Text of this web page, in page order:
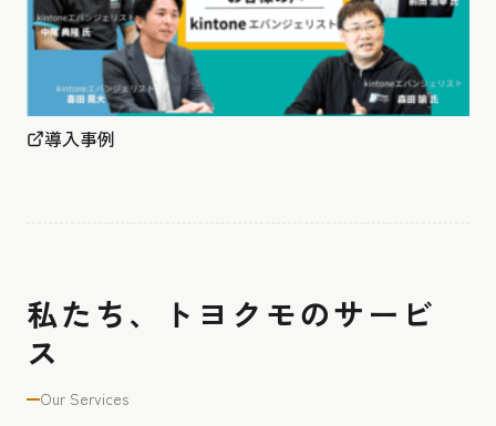
導入事例
私たち、トヨクモのサービ
ス
Our Services